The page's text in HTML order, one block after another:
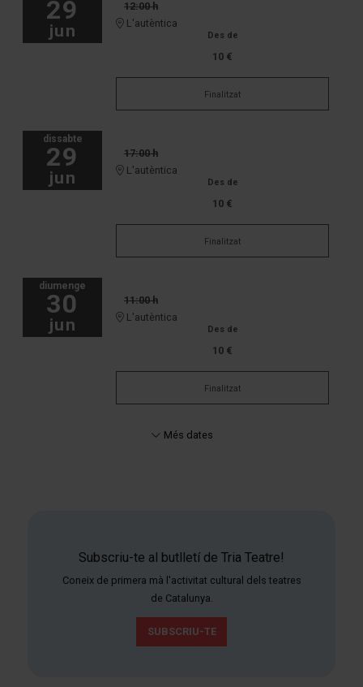
29
jun
12:00 h
L'autèntica
Des de
10 €
Finalitzat
dissabte
29
jun
17:00 h
L'autèntica
Des de
10 €
Finalitzat
diumenge
30
jun
11:00 h
L'autèntica
Des de
10 €
Finalitzat
Més dates
Subscriu-te al butlletí de Tria Teatre!
Coneix de primera mà l'activitat cultural dels teatres
de Catalunya.
SUBSCRIU-TE